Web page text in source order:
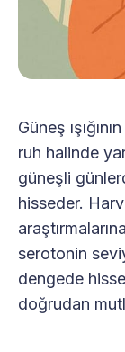
Güneş
ruh halinde
güneşli
hisseder.
serotonin
dengede
doğrudan